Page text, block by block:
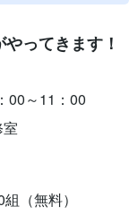
ってきます！
～11：00
（無料）